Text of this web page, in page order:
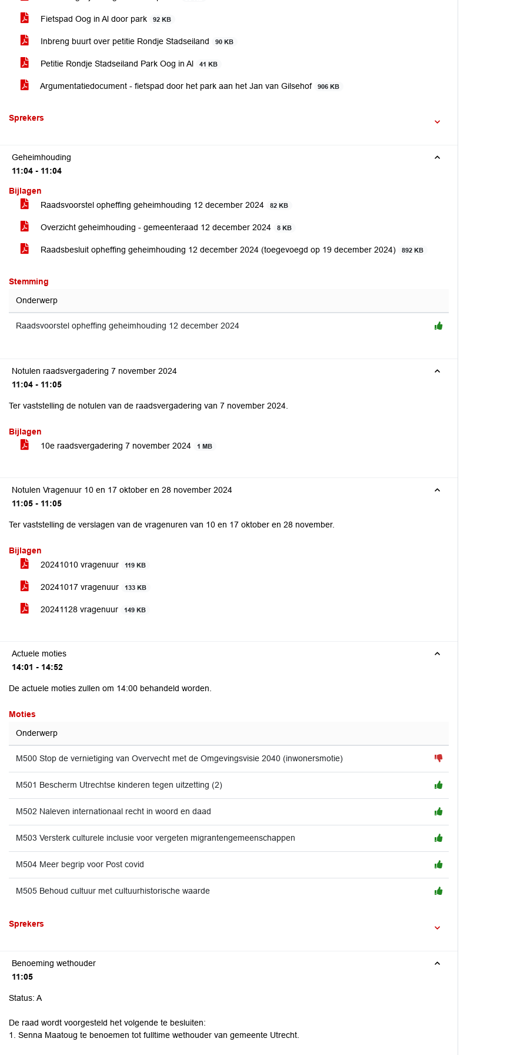
Fietspad Oog in Al door park 92 KB
Inbreng buurt over petitie Rondje Stadseiland 90 KB
Petitie Rondje Stadseiland Park Oog in Al 41 KB
Argumentatiedocument - fietspad door het park aan het Jan van Gilsehof 906 KB
Sprekers
Geheimhouding
11:04 - 11:04
Bijlagen
Raadsvoorstel opheffing geheimhouding 12 december 2024
82 KB
Overzicht geheimhouding - gemeenteraad 12 december 2024 8 KB
Raadsbesluit opheffing geheimhouding 12 december 2024 (toegevoegd op 19 december 2024) 892 KB
Stemming
Onderwerp
Raadsvoorstel opheffing geheimhouding 12 december 2024
Notulen raadsvergadering 7 november 2024
11:04 - 11:05
Ter vaststelling de notulen van de raadsvergadering van 7 november 2024.
Bijlagen
10e raadsvergadering 7 november 2024
1 MB
Notulen Vragenuur 10 en 17 oktober en 28 november 2024
11:05 - 11:05
Ter vaststelling de verslagen van de vragenuren van 10 en 17 oktober en 28 november.
Bijlagen
20241010 vragenuur
119 KB
20241017 vragenuur 133 KB
20241128 vragenuur 149 KB
Actuele moties
14:01 - 14:52
De actuele moties zullen om 14:00 behandeld worden.
Moties
Onderwerp
M500 Stop de vernietiging van Overvecht met de Omgevingsvisie 2040 (inwonersmotie)
M501 Bescherm Utrechtse kinderen tegen uitzetting (2)
M502 Naleven internationaal recht in woord en daad
M503 Versterk culturele inclusie voor vergeten migrantengemeenschappen
M504 Meer begrip voor Post covid
M505 Behoud cultuur met cultuurhistorische waarde
Sprekers
Benoeming wethouder
11:05
Status: A
De raad wordt voorgesteld het volgende te besluiten:
1. Senna Maatoug te benoemen tot fulltime wethouder van gemeente Utrecht.